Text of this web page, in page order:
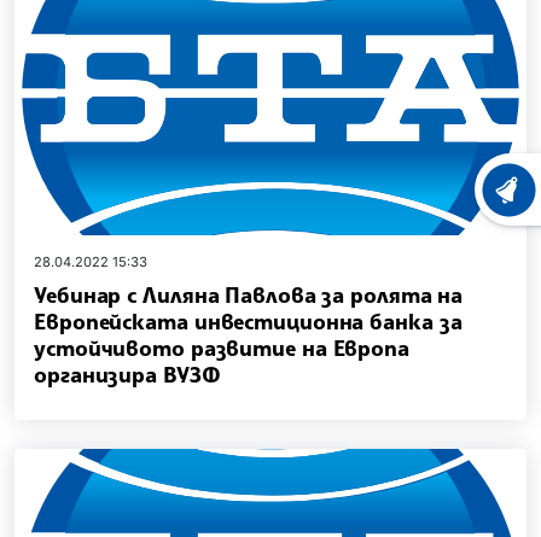
28.04.2022 15:33
Уебинар с Лиляна Павлова за ролята на
Европейската инвестиционна банка за
устойчивото развитие на Европа
организира ВУЗФ